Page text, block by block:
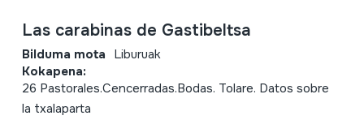
Las carabinas de Gastibeltsa
Bilduma mota Liburuak
Kokapena:
26 Pastorales.Cencerradas.Bodas. Tolare. Datos sobre
la txalaparta